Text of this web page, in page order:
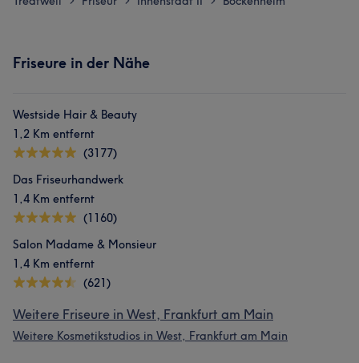
Was unsere Kunden über Mohammad sagen
Erfahren 21
Kompetent
Friseure in der Nähe
Westside Hair & Beauty
1,2 Km entfernt
(3177)
Das Friseurhandwerk
1,4 Km entfernt
(1160)
Salon Madame & Monsieur
1,4 Km entfernt
(621)
Weitere Friseure in West, Frankfurt am Main
Weitere Kosmetikstudios in West, Frankfurt am Main